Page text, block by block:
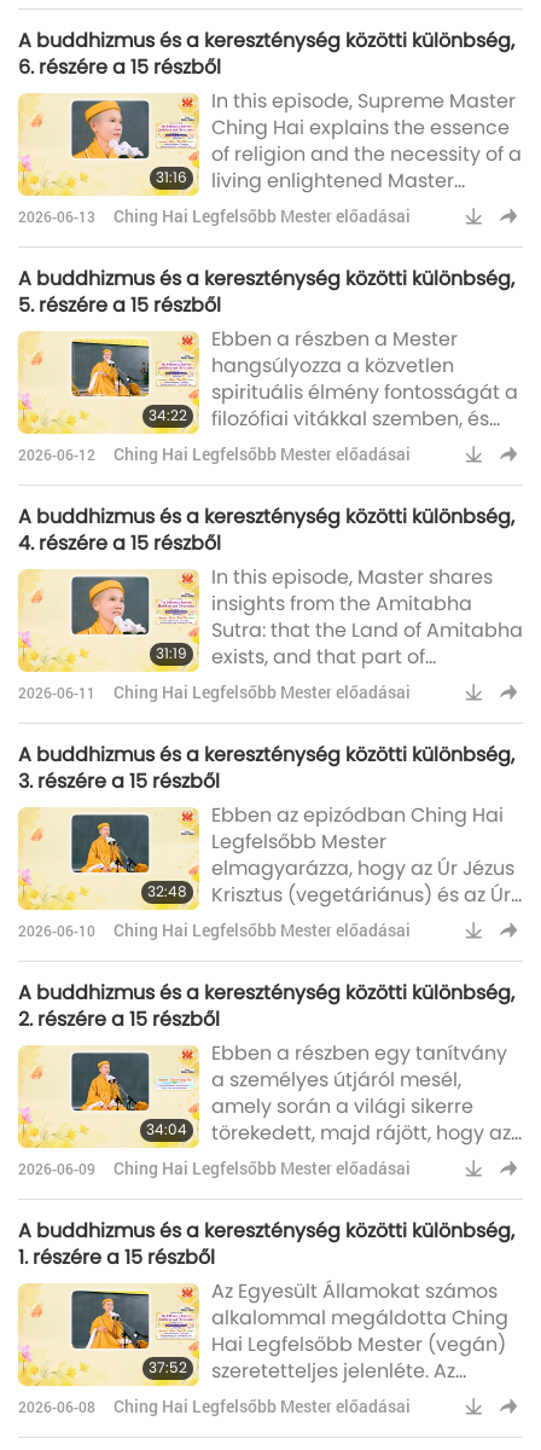
elmehetünk Hozzá, de fel kell
emelkednünk oda, ahol Ő
tartózkodik. Ez pedig csak
kitartással, meditációval, imával
és egy Élő Mester Kegyelmével
lehetséges. Mert egy Mesterrel,
Aki testben van, kö
A buddhizmus és a kereszténység közötti különbség,
6. részére a 15 részből
31:16
In this episode, Supreme Master
Ching Hai explains the essence
of religion and the necessity of a
living enlightened Master
beyond belief alone. It is like this:
A great Master of virtues and
own Land. He can make a new
Heaven for us. It is the same like
Lord Jesus said, “In my Father’s
House, there are many
Mansions,” or “In my Father’s
House, there are many Rooms.”
2026-06-13 Ching Hai Legfelsőbb Mester előadásai
A buddhizmus és a kereszténység közötti különbség,
5. részére a 15 részből
34:22
Ebben a részben a Mester
hangsúlyozza a közvetlen
spirituális élmény fontosságát a
filozófiai vitákkal szemben, és
elmagyarázza, hogyan vezeti az
igazi Mester a keresőket a belső
valamint a magasabb
birodalmakba.Ahogy tehát az
imént megjegyeztük, Amitábha
Földje olyan, mint egy
tündérmese. Ezért sokan azt
gondolják: „Nos, ez csak
képzelet, hallucináció vag
2026-06-12 Ching Hai Legfelsőbb Mester előadásai
A buddhizmus és a kereszténység közötti különbség,
4. részére a 15 részből
31:19
In this episode, Master shares
insights from the Amitabha
Sutra: that the Land of Amitabha
exists, and that part of
Buddhism’s rich treasury comes
from the recordings of His
the different planes of existence.
So we come back to the
Amitabha Sutra. “Amitabha”
means “the infinite Light.” So this
Buddha has infinite (inner
Heavenly) Light, boundless
(inner Heavenly) Ligh
2026-06-11 Ching Hai Legfelsőbb Mester előadásai
A buddhizmus és a kereszténység közötti különbség,
3. részére a 15 részből
32:48
Ebben az epizódban Ching Hai
Legfelsőbb Mester
elmagyarázza, hogy az Úr Jézus
Krisztus (vegetáriánus) és az Úr
Buddha (vegán) egyaránt
megvilágosodott Mesterek
tanították, amelynek lényege
ugyanaz. A különböző
körülmények miatt azonban,
köztük az Úr Buddha hosszabb
tanítási ideje és tanítványai
tapasztalatainak feljegyzései
révén, a buddhizmusban
gazdagabb tanításkin
2026-06-10 Ching Hai Legfelsőbb Mester előadásai
A buddhizmus és a kereszténység közötti különbség,
2. részére a 15 részből
34:04
Ebben a részben egy tanítvány
a személyes útjáról mesél,
amely során a világi sikerre
törekedett, majd rájött, hogy az
nem hoz belső beteljesülést, és
arról, hogy hogyan nyert
Hai Legfelsőbb Mester
beavatása révén, ami egy
boldogabb, egészségesebb és
gondtalanabb élethez vezetett.
Szeretnék még öt percet szánni
arra, hogy megosszam a saját
tapasztalata
2026-06-09 Ching Hai Legfelsőbb Mester előadásai
A buddhizmus és a kereszténység közötti különbség,
1. részére a 15 részből
37:52
Az Egyesült Államokat számos
alkalommal megáldotta Ching
Hai Legfelsőbb Mester (vegán)
szeretetteljes jelenléte. Az
ország iránti mély kötődése azt
tükrözi, hogy az ország nyitott a
2026-06-08 Ching Hai Legfelsőbb Mester előadásai